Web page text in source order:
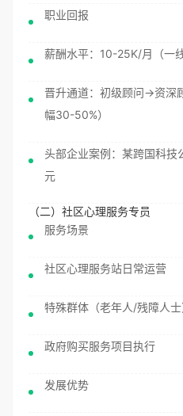
职业回报
薪酬水平：10-25K/月（一
晋升通道：初级顾问→资深
幅30-50%）
头部企业案例：某跨国科技
元
（二）社区心理服务专员
服务场景
社区心理服务站日常运营
特殊群体（老年人/残障人
政府购买服务项目执行
发展优势